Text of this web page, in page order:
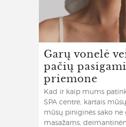
Garų vonelė
pačių
priemone
Kad ir kaip mums
SPA centre, kartais
mūsų piniginės sako
masažams,